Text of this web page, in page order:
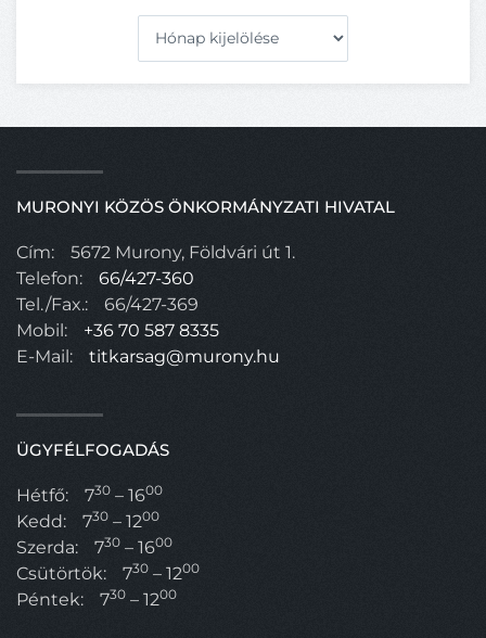
MURONYI KÖZÖS ÖNKORMÁNYZATI HIVATAL
Cím:
5672 Murony, Földvári út 1.
Telefon:
66/427-360
Tel./Fax.:
66/427-369
Mobil:
+36 70 587 8335
E-Mail:
titkarsag@murony.hu
ÜGYFÉLFOGADÁS
Hétfő: 730 – 1600
Kedd: 730 – 1200
Szerda: 730 – 1600
Csütörtök: 730 – 1200
Péntek: 730 – 1200